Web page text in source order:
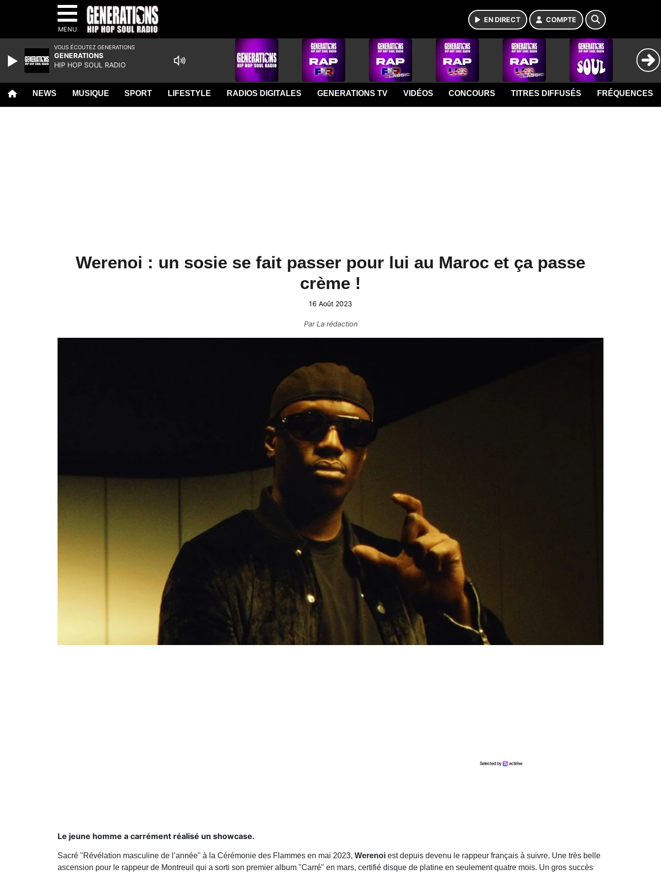
MENU
EN DIRECT COMPTE
NEWS MUSIQUE SPORT LIFESTYLE RADIOS DIGITALES GENERATIONS TV VIDÉOS CONCOURS TITRES DIFFUSÉS FRÉQUENCES
Werenoi : un sosie se fait passer pour lui au Maroc et ça passe
crème !
16 Août 2023
ParLa rédaction
Le jeune homme a carrément réalisé un showcase.
Sacré "Révélation masculine de l’année" à la Cérémonie des Flammes en mai 2023, Werenoi est depuis devenu le rappeur français à suivre. Une très belle
ascension pour le rappeur de Montreuil qui a sorti son premier album "Carré" en mars, certifié disque de platine en seulement quatre mois. Un gros succès
VOUS ÉCOUTEZ GENERATIONS
GENERATIONS
HIP HOP SOUL RADIO